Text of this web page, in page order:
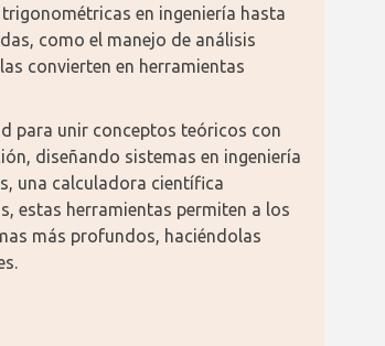
en ingeniería hasta
como el manejo de análisis
convierten en herramientas
para unir conceptos teóricos con
diseñando sistemas en ingeniería
una calculadora científica
estas herramientas permiten a los
más profundos, haciéndolas